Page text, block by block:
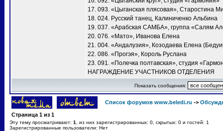
17. 093. «Цыганская плясовая», Старостина
18. 024. Русский танец, Калиниченко Альбина
19. 037. «Арабская САМБА», группа «Салям
20. 076. «Мато», Иванова Елена
21. 004. «Андалузия», Козодаева Елена
22. 086. «Прогэя», Король Руслана
23. 091. «Полечка полтавская», студия
НАГРАЖДЕНИЕ УЧАСТНИКОВ ОТДЕЛЕНИЯ
Показать сообщения:
Список форумов www.beledi.ru ->
Страница 1 из 1
Эту тему просматривают: 1
, из них зарегистрированных: 0, скрытых: 0 и гостей: 1
Зарегистрированные пользователи: Нет